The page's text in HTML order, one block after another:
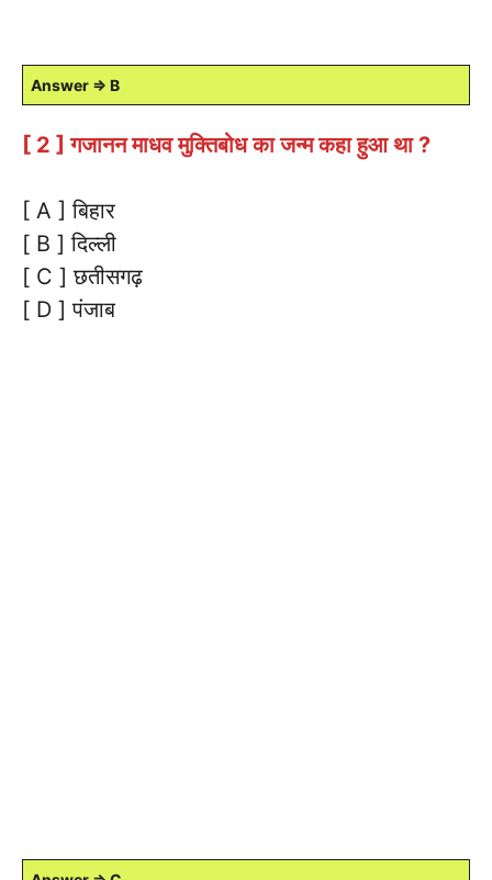
Answer ⇒ B
[ 2 ] गजानन माधव मुक्तिबोध का जन्म कहा हुआ था ?
[ A ] बिहार
[ B ] दिल्ली
[ C ] छतीसगढ़
[ D ] पंजाब